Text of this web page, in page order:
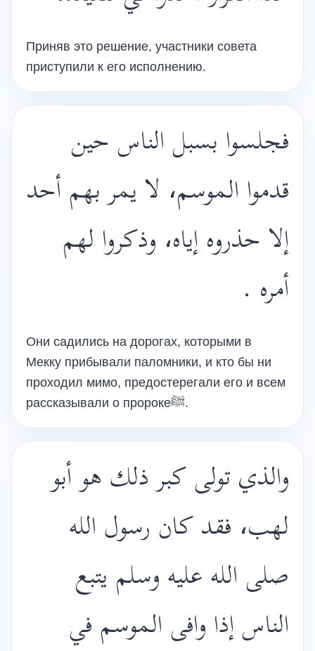
Приняв это решение, участники совета
приступили к его исполнению.
فجلسوا بسبل الناس حين
قدموا الموسم، لا يمر بهم أحد
إلا حذروه إياه، وذكروا لهم
أمره .
Они садились на дорогах, которыми в
Мекку прибывали паломники, и кто бы ни
проходил мимо, предостерегали его и всем
рассказывали о пророкеﷺ.
والذي تولى كبر ذلك هو أبو
لهب، فقد كان رسول الله
صلى الله عليه وسلم يتبع
الناس إذا وافى الموسم في